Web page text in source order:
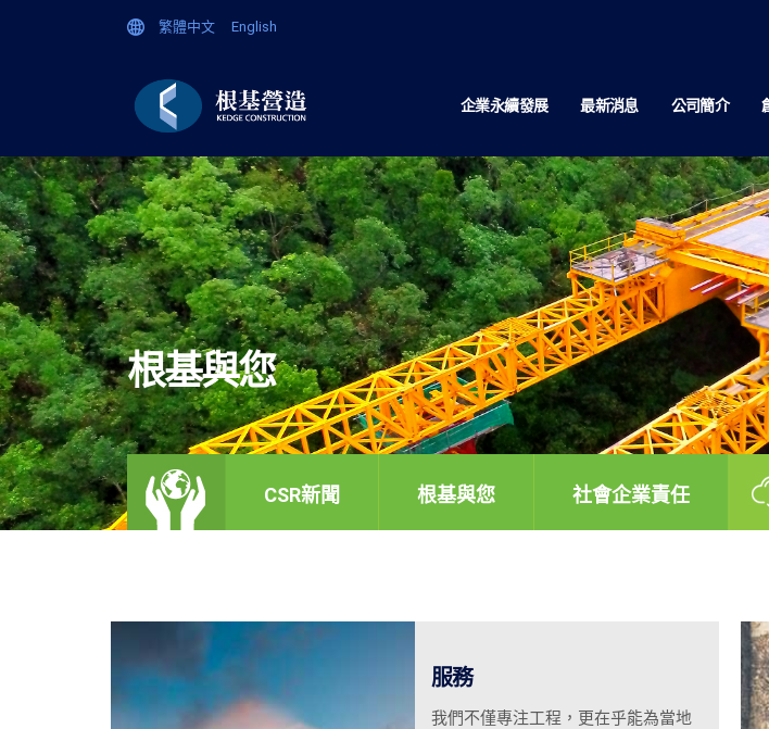
繁體中文 English
企業永續發展 最新消息 公司簡介
根基與您
CSR新聞 根基與您 社會企業責任
服務
我們不僅專注工程，更在乎能為當地